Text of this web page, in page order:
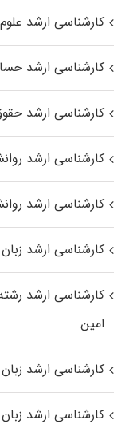
کارشناسی ارشد
کارشناسی ارشد
کارشناسی ارشد
کارشناسی ارشد
کارشناسی ارشد
کارشناسی ارشد
کارشناسی ارشد
اﻣﻴﻦ
کارشناسی ارشد
کارشناسی ارشد